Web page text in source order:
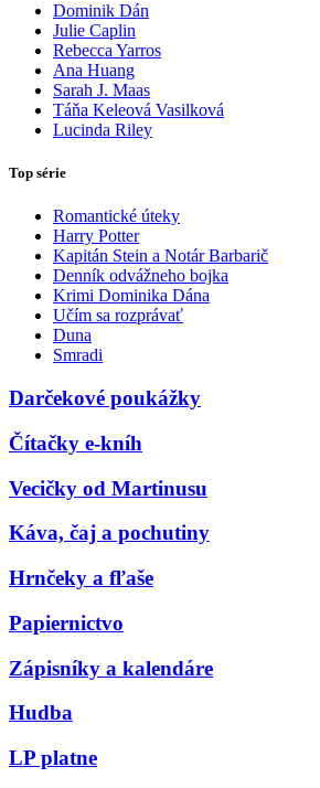
Dominik Dán
Julie Caplin
Rebecca Yarros
Ana Huang
Sarah J. Maas
Táňa Keleová Vasilková
Lucinda Riley
Top série
Romantické úteky
Harry Potter
Kapitán Stein a Notár Barbarič
Denník odvážneho bojka
Krimi Dominika Dána
Učím sa rozprávať
Duna
Smradi
Darčekové poukážky
Čítačky e-kníh
Vecičky od Martinusu
Káva, čaj a pochutiny
Hrnčeky a fľaše
Papiernictvo
Zápisníky a kalendáre
Hudba
LP platne